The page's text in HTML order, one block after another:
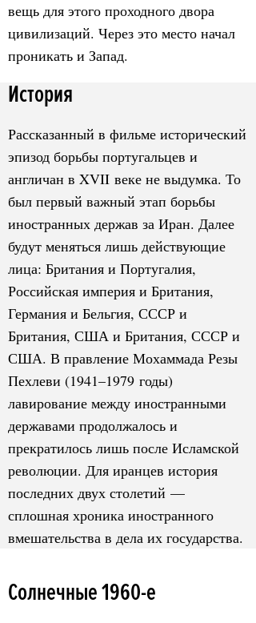
вещь для этого проходного двора
цивилизаций. Через это место начал
проникать и Запад.
История
Рассказанный в фильме исторический
эпизод борьбы португальцев и
англичан в XVII веке не выдумка. То
был первый важный этап борьбы
иностранных держав за Иран. Далее
будут меняться лишь действующие
лица: Британия и Португалия,
Российская империя и Британия,
Германия и Бельгия, СССР и
Британия, США и Британия, СССР и
США. В правление Мохаммада Резы
Пехлеви (1941–1979 годы)
лавирование между иностранными
державами продолжалось и
прекратилось лишь после Исламской
революции. Для иранцев история
последних двух столетий —
сплошная хроника иностранного
вмешательства в дела их государства.
Солнечные 1960-е